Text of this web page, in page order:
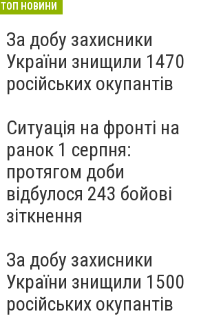
ТОП НОВИНИ
За добу захисники
України знищили 1470
російських окупантів
Ситуація на фронті на
ранок 1 серпня:
протягом доби
відбулося 243 бойові
зіткнення
За добу захисники
України знищили 1500
російських окупантів